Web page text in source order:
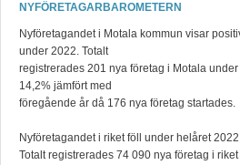
NYFÖRETAGARBAROMETERN
Nyföretagandet i Motala kommun visar
under 2022. Totalt
registrerades 201 nya företag i Motala
14,2% jämfört med
föregående år då 176 nya företag startades.
Nyföretagandet i riket föll under helåret
Totalt registrerades 74 090 nya företag i